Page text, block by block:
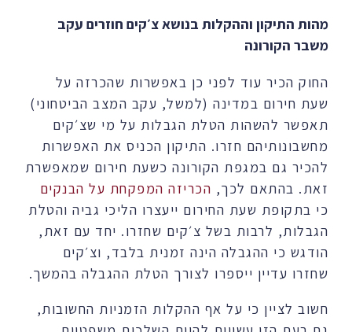
מהות התיקון וההקלות בנושא צ׳קים חוזרים עקב
משבר הקורונה
החוק הכיר עוד לפני כן באפשרות שהכרזה על
שעת חירום במדינה (למשל, עקב המצב הביטחוני)
תאפשר להשהות הטלת הגבלות על מי שצ׳קים
מחשבונותיהם חזרו. התיקון הכניס את האפשרות
להכיר גם במגפת הקורונה כשעת חירום שמאפשרת
זאת. בהתאם לכך, הכריזה המפקחת על הבנקים
כי בתקופת שעת החירום ייעצרו הליכי גביה והטלת
הגבלות, לרבות בשל צ׳קים שחזרו. יחד עם זאת,
הודגש כי ההגבלה הינה זמנית בלבד, וצ׳קים
שחזרו עדיין ייספרו לצורך הטלת ההגבלה בהמשך.
חשוב לציין כי על אף ההקלות הזמניות החשובות,